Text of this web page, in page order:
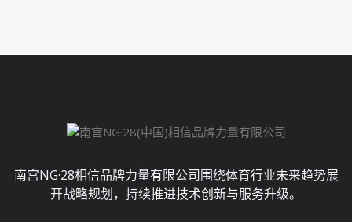
南宫NG·28相信品牌力量有限公司围绕体育行业未来趋势展
开战略规划，持续推进技术创新与服务升级。